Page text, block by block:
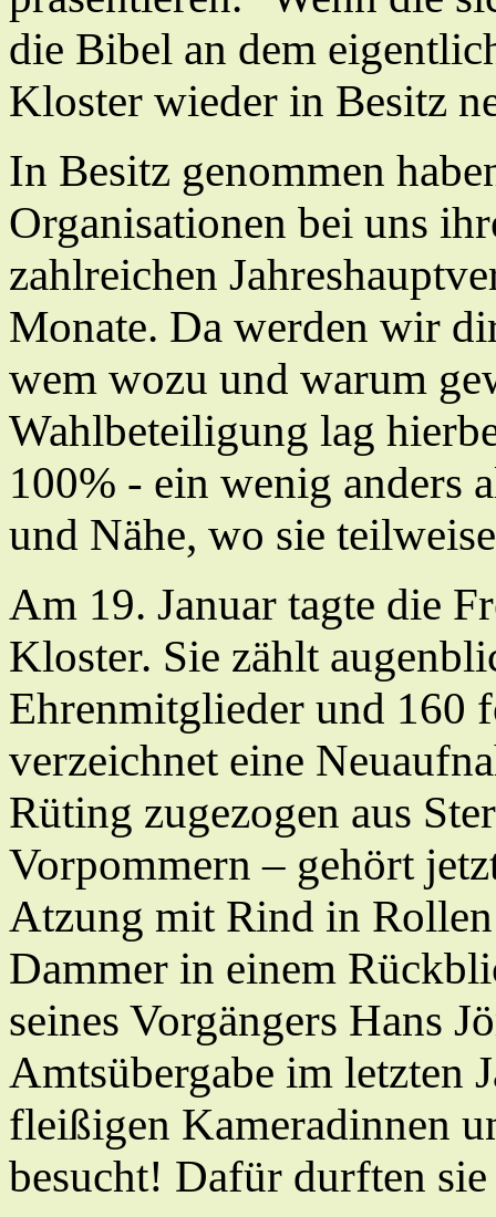
die Bibel an dem
Kloster wieder in Besitz
In Besitz genommen
Organisationen bei uns
zahlreichen
Monate. Da werden wir
wem wozu und warum
Wahlbeteiligung lag
100% - ein wenig anders
und Nähe, wo sie
Am 19. Januar tagte die
Kloster. Sie zählt
Ehrenmitglieder und 160
verzeichnet eine
Rüting zugezogen aus
Vorpommern – gehört
Atzung mit Rind in
Dammer in einem
seines Vorgängers Hans
Amtsübergabe im letzten
fleißigen Kameradinnen
besucht! Dafür durften